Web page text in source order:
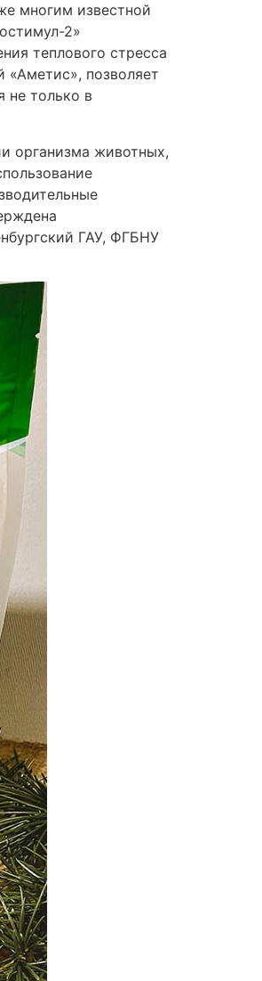
многим известной
2»
теплового стресса
позволяет
не только в
организма животных,
ГАУ, ФГБНУ